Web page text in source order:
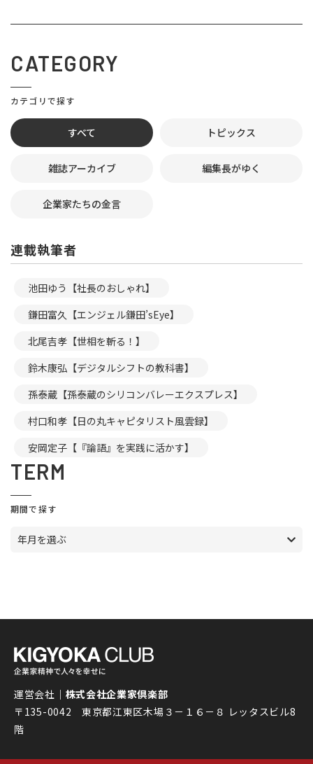
CATEGORY
カテゴリで探す
すべて トピックス
雑誌アーカイブ 編集長がゆく
企業家たちの金言
連載執筆者
池田ゆう【社長のおしゃれ】
鎌田富久【エンジェル鎌田’sEye】
北尾吉孝【世相を斬る！】
鈴木康弘【デジタルシフトの教科書】
孫泰蔵【孫泰蔵のシリコンバレーエクスプレス】
村口和孝【日の丸キャピタリスト風雲録】
安岡定子【『論語』を実践に活かす】
TERM
期間で探す
年月を選ぶ
運営会社｜ 株式会社企業家倶楽部
〒135-0042 東京都江東区木場３－１６－８ レッタスビル8
階